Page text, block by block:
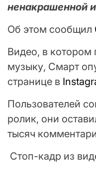
ненакрашенной
Об этом сообщил
Видео, в котором
музыку, Смарт
странице в
Пользователей
ролик, они
тысяч
Стоп-кадр из